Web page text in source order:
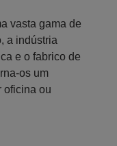
vasta gama de
a indústria
e o fabrico de
os um
oficina ou